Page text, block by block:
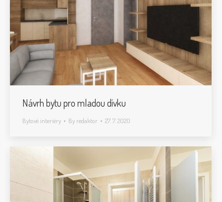
Návrh bytu pro mladou dívku
Bytové interiéry By redaktor 27. 7. 2020